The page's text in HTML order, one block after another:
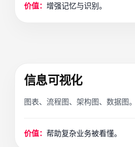
价值： 增强记忆与识别。
信息可视化
图表、流程图、架构图、数据图。
价值： 帮助复杂业务被看懂。